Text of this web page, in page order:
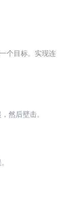
个目标。实现连
然后壁击。